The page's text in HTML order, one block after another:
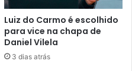
Luiz do Carmo é escolhido
para vice na chapa de
Daniel Vilela
3 dias atrás